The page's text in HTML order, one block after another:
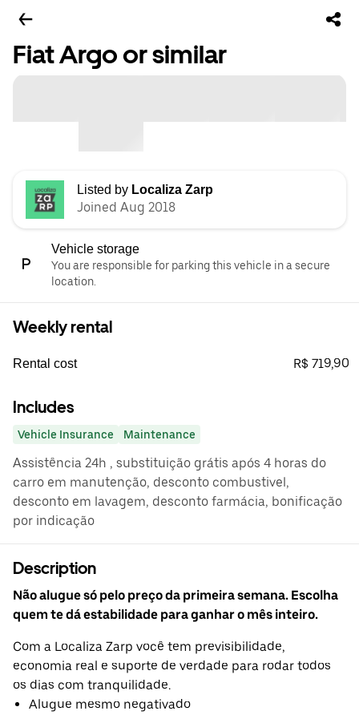
Fiat Argo or similar
Listed by Localiza Zarp
Joined Aug 2018
Vehicle storage
You are responsible for parking this vehicle in a secure
location.
Weekly rental
Rental cost R$ 719,90
Includes
Vehicle Insurance Maintenance
Assistência 24h , substituição grátis após 4 horas do
carro em manutenção, desconto combustivel,
desconto em lavagem, desconto farmácia, bonificação
por indicação
Description
Não alugue só pelo preço da primeira semana. Escolha
quem te dá estabilidade para ganhar o mês inteiro.
Com a Localiza Zarp você tem previsibilidade,
economia real e suporte de verdade para rodar todos
os dias com tranquilidade.
Alugue mesmo negativado